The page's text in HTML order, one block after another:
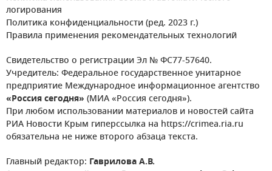
логирования
Политика конфиденциальности (ред. 2023 г.)
Правила применения рекомендательных технологий
Свидетельство о регистрации Эл № ФС77-57640.
Учредитель: Федеральное государственное унитарное
предприятие Международное информационное агентство
«Россия сегодня» (МИА «Россия сегодня»).
При любом использовании материалов и новостей сайта
РИА Новости Крым гиперссылка на https://crimea.ria.ru
обязательна не ниже второго абзаца текста.
Главный редактор: Гаврилова А.В.